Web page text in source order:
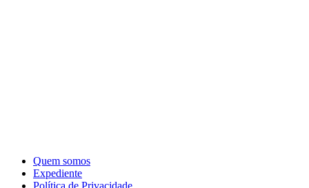
Quem somos
Expediente